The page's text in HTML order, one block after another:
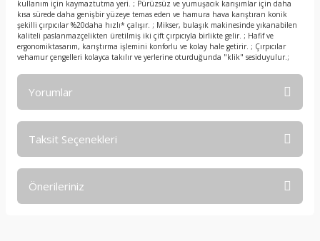
kullanım için kaymaztutma yeri. ; Pürüzsüz ve yumuşacık karışımlar için daha
kısa sürede daha genişbir yüzeye temas eden ve hamura hava karıştıran konik
şekilli çırpıcılar %20daha hızlı* çalışır. ; Mikser, bulaşık makinesinde yıkanabilen
kaliteli paslanmazçelikten üretilmiş iki çift çırpıcıyla birlikte gelir. ; Hafif ve
ergonomiktasarım, karıştırma işlemini konforlu ve kolay hale getirir. ; Çırpıcılar
vehamur çengelleri kolayca takılır ve yerlerine oturduğunda "klik" sesiduyulur.;
Yorumlar
Taksit Seçenekleri
Önerileriniz